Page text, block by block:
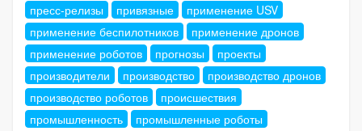
пресс-релизы
привязные
применение USV
применение беспилотников
применение дронов
применение роботов
прогнозы
проекты
производители
производство
производство дронов
производство роботов
происшествия
промышленность
промышленные роботы